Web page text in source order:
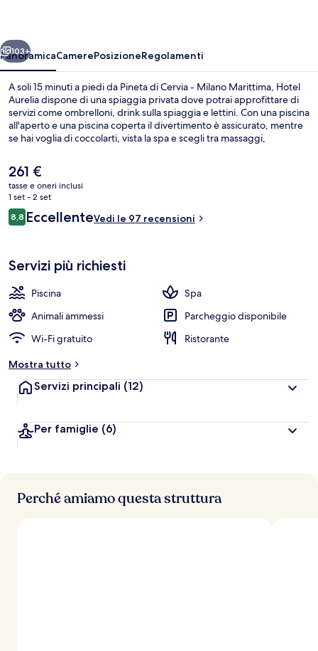
Avanti
103+
PanoramicaCamerePosizioneRegolamenti
A soli 15 minuti a piedi da Pineta di Cervia - Milano Marittima, Hotel
Aurelia dispone di una spiaggia privata dove potrai approfittare di
servizi come ombrelloni, drink sulla spiaggia e lettini. Con una piscina
all'aperto e una piscina coperta il divertimento è assicurato, mentre
se hai voglia di coccolarti, vista la spa e scegli tra massaggi,
per uno spuntino, mentre per concludere la serata non c'è niente di
meglio del bar/lounge. Gli altri punti di forza della struttura
includono un bar a bordo piscina, un centro fitness e una palestra.
Il
prezzo
attuale
è
261 €
261 €
tasse e oneri inclusi
1 set - 2 set
Recensioni
8,88,8 su 10
EccellenteVedi le 97 recensioni
Servizi più richiesti
Piscina
Spa
Animali ammessi
Parcheggio disponibile
Wi-Fi gratuito
Ristorante
Mostra tutto
Servizi principali (12)
Per famiglie (6)
Perché amiamo questa struttura